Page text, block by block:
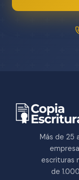
Más de 25
escrituras
de